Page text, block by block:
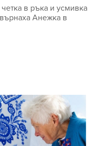
в ръка и усмивка
Анежка в